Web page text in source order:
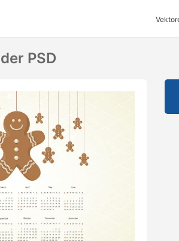
PSD